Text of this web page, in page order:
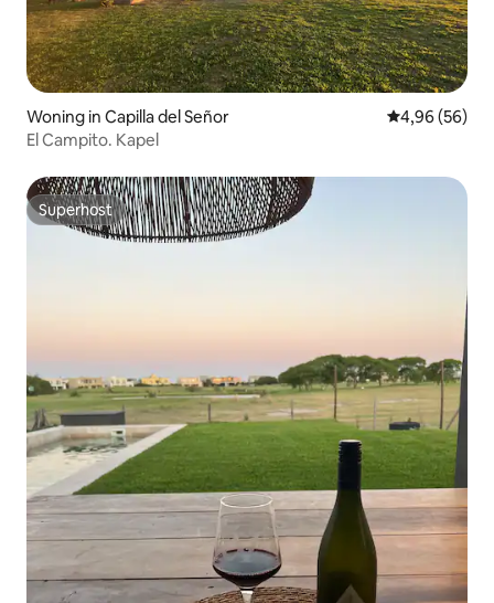
Woning in Capilla del Señor Gemiddelde
4,96 (56)
El Campito. Kapel
Superhost
Superhost